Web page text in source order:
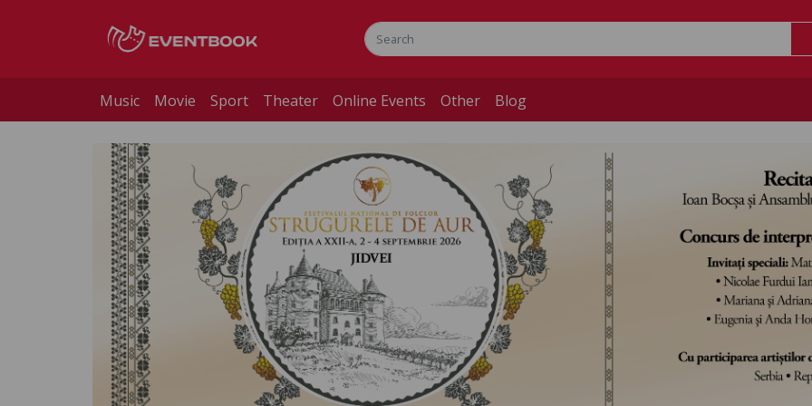
Music Movie Sport Theater Online Events Other Blog